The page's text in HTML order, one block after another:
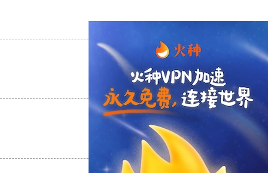
支持 [0] 反对 [0]
支持